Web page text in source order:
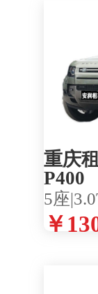
重庆
P400
5座
￥